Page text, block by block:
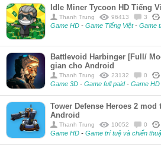
Idle Miner Tycoon HD Tiếng
Thanh Trung 96413 3
Game HD - Game Tiếng Việt- Game
Battlevoid Harbinger [Full/
gian cho Android
Thanh Trung 23132 0
Game 3D - Game full paid- Game HD
Tower Defense Heroes 2
Android
Thanh Trung 10052 0
Game HD - Game trí tuệ và chiến